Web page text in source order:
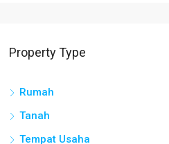
Property Type
Rumah
Tanah
Tempat Usaha